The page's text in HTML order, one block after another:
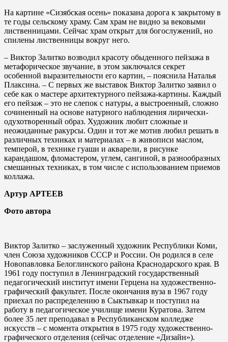
На картине «Сизябская осень» показана дорога к закрытому в
те годы сельскому храму. Сам храм не видно за вековыми
лиственницами. Сейчас храм открыт для богослужений, но
спилены лиственницы вокруг него.
– Виктор Залитко возводил красоту обыденного пейзажа в
метафорическое звучание, в этом заключался секрет
особенной выразительности его картин, – пояснила Наталья
Плаксина. – С первых же выставок Виктор Залитко заявил о
себе как о мастере архитектурного пейзажа-картины. Каждый
его пейзаж – это не слепок с натуры, а выстроенный, сложно
сочиненный на основе натурного наблюдения лирически-
одухотворенный образ. Художник любит сложные и
неожиданные ракурсы. Один и тот же мотив любил решать в
различных техниках и материалах – в живописи маслом,
темперой, в технике гуаши и акварели, в рисунке
карандашом, фломастером, углем, сангиной, в разнообразных
смешанных техниках, в том числе с использованием приемов
коллажа.
Артур АРТЕЕВ
Фото автора
Виктор Залитко – заслуженный художник Республики Коми,
член Союза художников СССР и России. Он родился в селе
Новопавловка Белоглинского района Краснодарского края. В
1961 году поступил в Ленинградский государственный
педагогический институт имени Герцена на художественно-
графический факультет. После окончания вуза в 1967 году
приехал по распределению в Сыктывкар и поступил на
работу в педагогическое училище имени Куратова. Затем
более 35 лет преподавал в Республиканском колледже
искусств – с момента открытия в 1975 году художественно-
графического отделения (сейчас отделение «Дизайн»).